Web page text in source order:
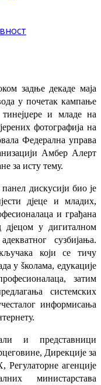
задње декаде маја
у почетак кампање
и младе на
фотографија на
Федерална управа
Амбер Алерт
за исту тему.
панел дискусији био је
дјеце и младих,
ца и грађана
у дигиталном
сузбијања.
који се тичу
у šколама, едукације
затим
системских
информисања
и представници
Дирекцијеза
Регулаторне агенције
министарстава